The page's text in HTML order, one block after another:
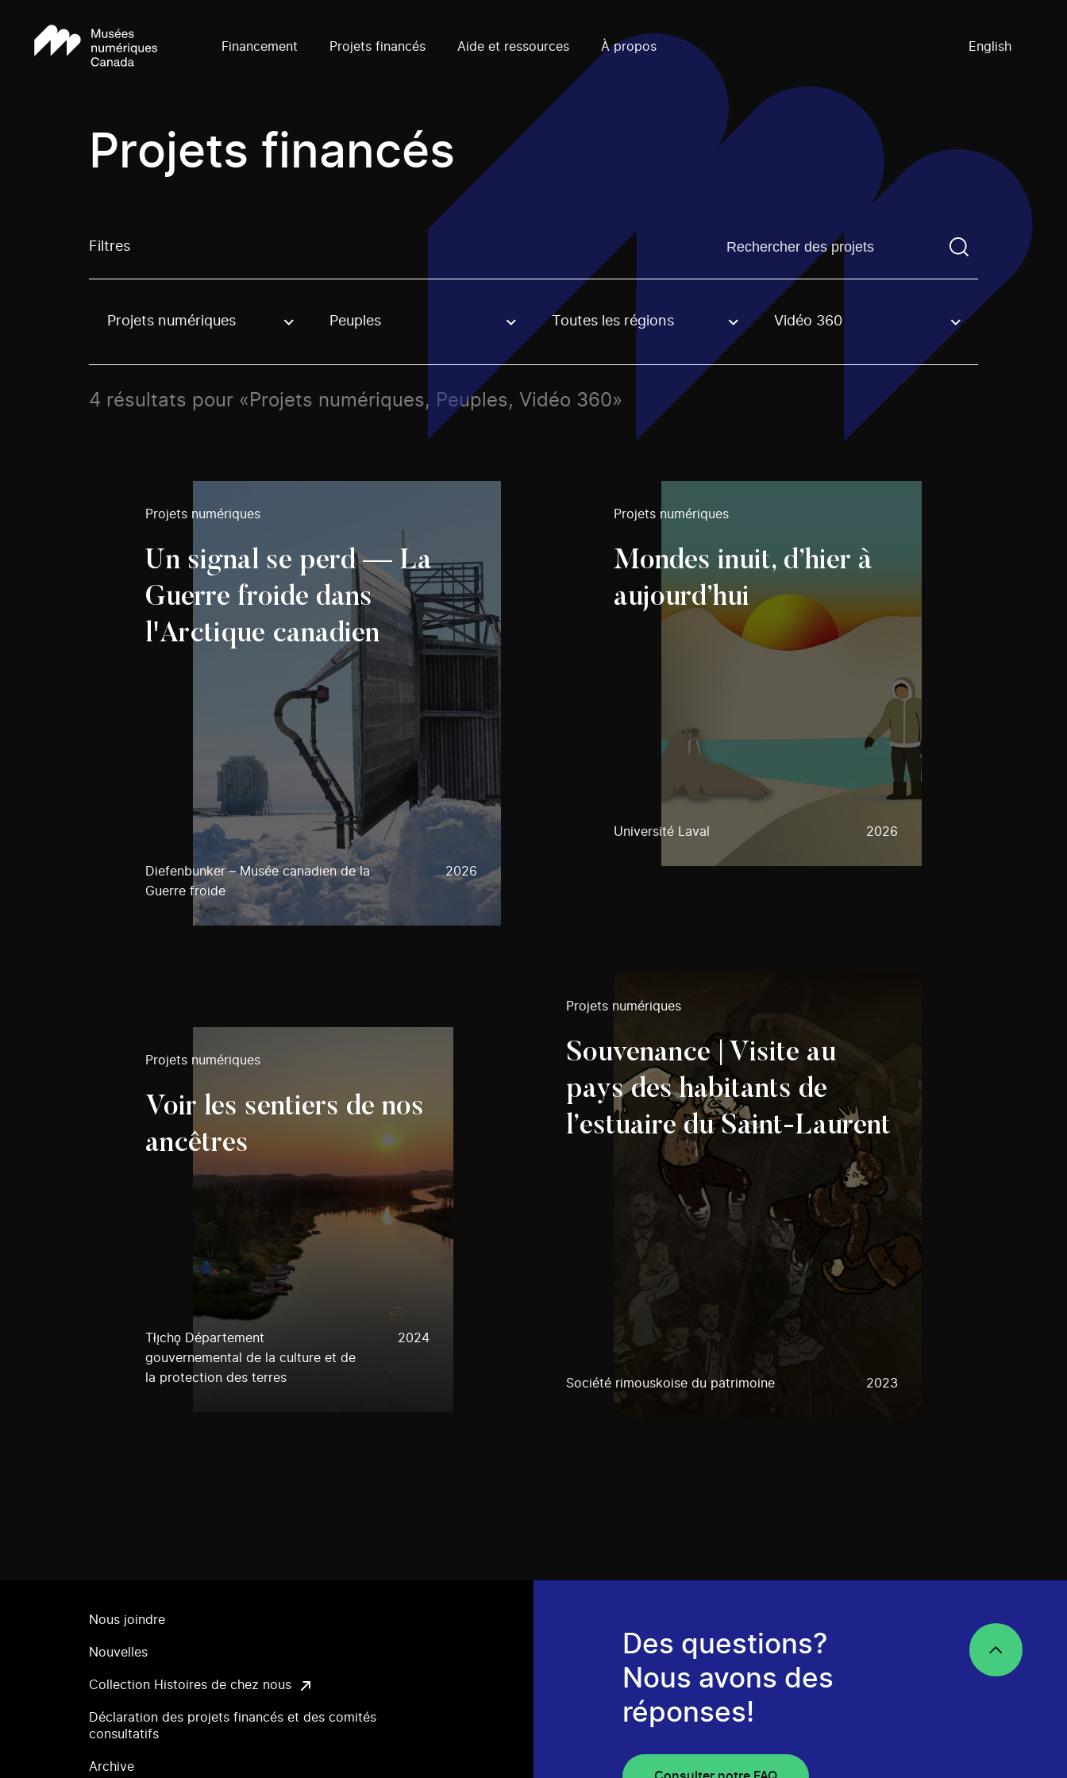
Financement Projets financés Aide et ressources À propos English
Projets financés
Filtres Trouvez un projetVous devez saisir un terme de
Use these options to filter projects by topic, stream or regon. The filter will be applied when selecting an option.
Projets numériques Peuples Toutes les régions Vidéo 360
4 résultats pour «Projets numériques, Peuples, Vidéo 360»
Projets numériques
Un signal se perd — La
Guerre froide dans
l'Arctique canadien
Diefenbunker – Musée canadien de la
Guerre froide
2026
Projets numériques
Mondes inuit, d’hier à
aujourd’hui
Université Laval 2026
Projets numériques
Voir les sentiers de nos
ancêtres
Tłı̨chǫ Département
gouvernemental de la culture et de
la protection des terres
2024
Projets numériques
Souvenance | Visite au
pays des habitants de
l’estuaire du Saint-Laurent
Société rimouskoise du patrimoine 2023
Nous joindre
Nouvelles
Collection Histoires de chez nous
Déclaration des projets financés et des comités
consultatifs
Archive
Des questions?
Nous avons des
réponses!